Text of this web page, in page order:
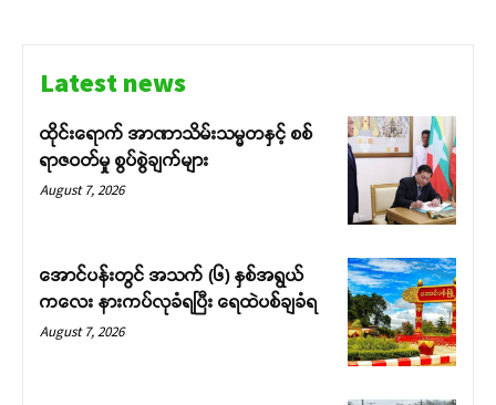
Latest news
ထိုင်းရောက် အာဏာသိမ်းသမ္မတနှင့် စစ်
ရာဇဝတ်မှု စွပ်စွဲချက်များ
August 7, 2026
အောင်ပန်းတွင် အသက် (၆) နှစ်အရွယ်
ကလေး နားကပ်လုခံရပြီး ရေထဲပစ်ချခံရ
August 7, 2026